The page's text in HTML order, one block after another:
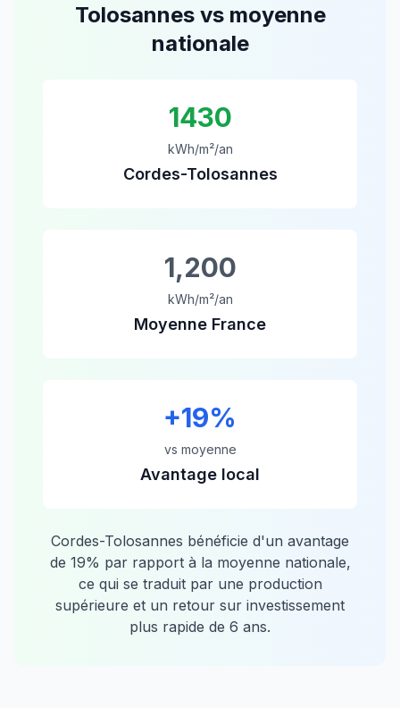
Tolosannesvs moyenne
nationale
1430
kWh/m²/an
Cordes-Tolosannes
1,200
kWh/m²/an
Moyenne France
+19%
vs moyenne
Avantage local
Cordes-Tolosannes bénéficie d'un avantage
de 19% par rapport à la moyenne nationale,
ce qui se traduit par une production
supérieure et un retour sur investissement
plus rapide de 6 ans.